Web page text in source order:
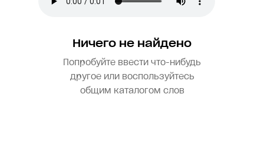
Ничего не найдено
Попробуйте ввести что-нибудь
другое или воспользуйтесь
общим каталогом слов